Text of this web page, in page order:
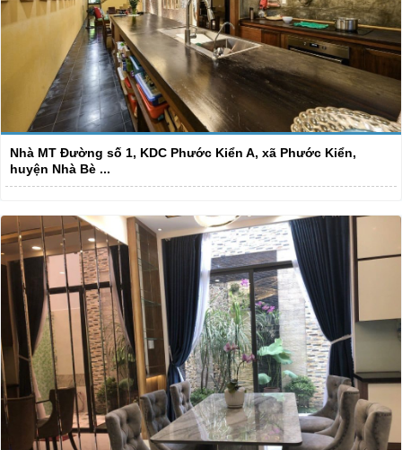
Nhà MT Đường số 1, KDC Phước Kiển A, xã Phước Kiển,
huyện Nhà Bè ...